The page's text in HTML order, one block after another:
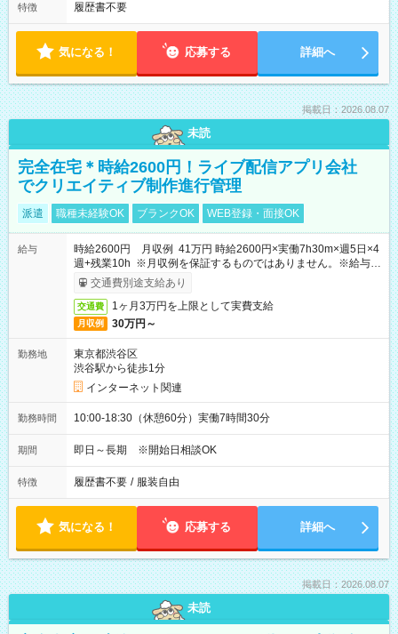
特徴 履歴書不要
気になる！ 応募する 詳細へ
掲載日：2026.08.07
未読
完全在宅＊時給2600円！ライブ配信アプリ会社
でクリエイティブ制作進行管理
派遣 職種未経験OK ブランクOK WEB登録・面接OK
給与
時給2600円 月収例 41万円 時給2600円×実働7h30m×週5日×4
週+残業10h ※月収例を保証するものではありません。※給与即
受取りサービス利用可（利用条件有）
交通費別途支給あり
交通費 1ヶ月3万円を上限として実費支給
月収例 30万円～
勤務地
東京都渋谷区
渋谷駅から徒歩1分
インターネット関連
勤務時間 10:00-18:30（休憩60分）実働7時間30分
期間 即日～長期 ※開始日相談OK
特徴 履歴書不要 / 服装自由
気になる！ 応募する 詳細へ
掲載日：2026.08.07
未読